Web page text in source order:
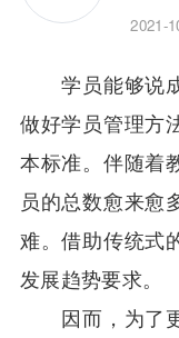
2021-
学员能够说成
做好学员管理方
本标准。伴随着
员的总数愈来愈
难。借助传统式
发展趋势要求。
因而，为了更